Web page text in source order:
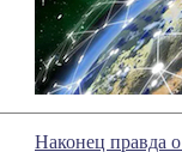
Наконец правда